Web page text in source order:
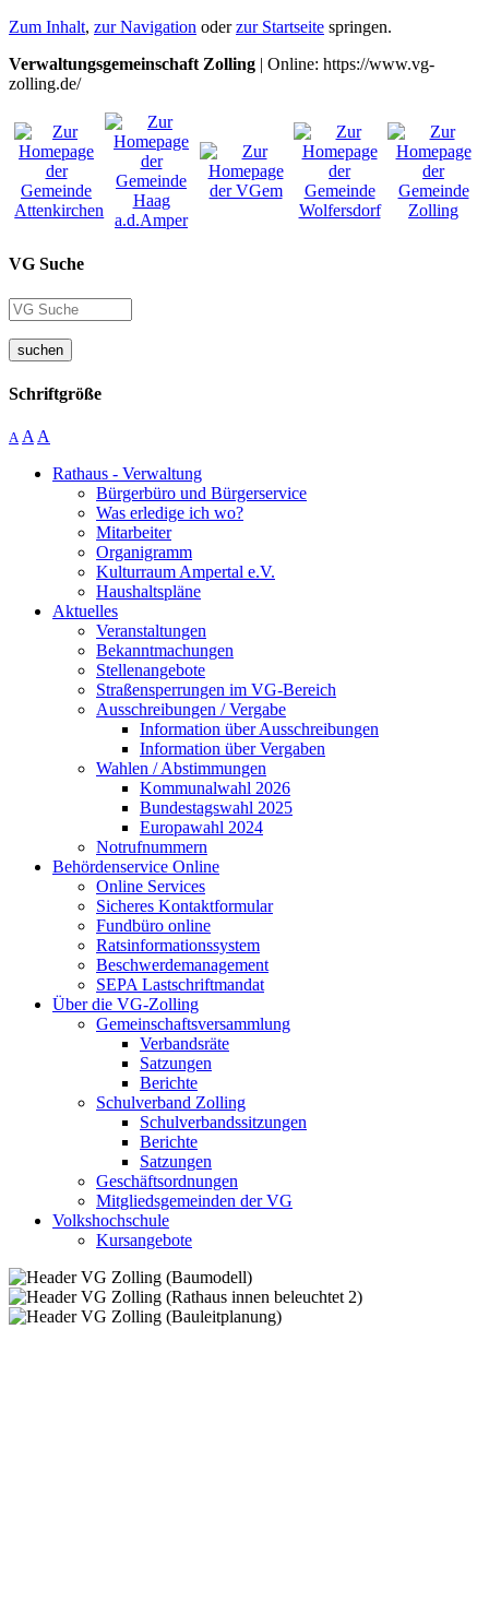
Zum Inhalt, zur Navigation oderzur Startseite springen.
Verwaltungsgemeinschaft Zolling | Online: https://www.vg-
zolling.de/
VG Suche
suchen
Schriftgröße
A A A
Rathaus - Verwaltung
Bürgerbüro und Bürgerservice
Was erledige ich wo?
Mitarbeiter
Organigramm
Kulturraum Ampertal e.V.
Haushaltspläne
Aktuelles
Veranstaltungen
Bekanntmachungen
Stellenangebote
Straßensperrungen im VG-Bereich
Ausschreibungen / Vergabe
Information über Ausschreibungen
Information über Vergaben
Wahlen / Abstimmungen
Kommunalwahl 2026
Bundestagswahl 2025
Europawahl 2024
Notrufnummern
Behördenservice Online
Online Services
Sicheres Kontaktformular
Fundbüro online
Ratsinformationssystem
Beschwerdemanagement
SEPA Lastschriftmandat
Über die VG-Zolling
Gemeinschaftsversammlung
Verbandsräte
Satzungen
Berichte
Schulverband Zolling
Schulverbandssitzungen
Berichte
Satzungen
Geschäftsordnungen
Mitgliedsgemeinden der VG
Volkshochschule
Kursangebote